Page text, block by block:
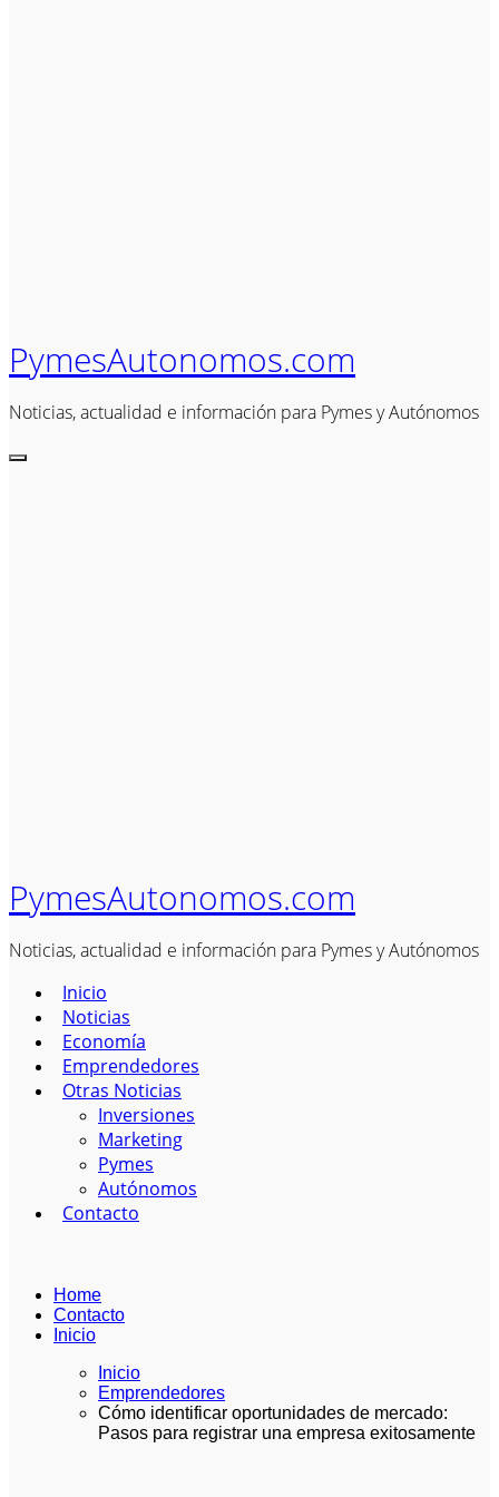
PymesAutonomos.com
Noticias, actualidad e información para Pymes y Autónomos
PymesAutonomos.com
Noticias, actualidad e información para Pymes y Autónomos
Inicio
Noticias
Economía
Emprendedores
Otras Noticias
Inversiones
Marketing
Pymes
Autónomos
Contacto
Home
Contacto
Inicio
Inicio
Emprendedores
Cómo identificar oportunidades de mercado:
Pasos para registrar una empresa exitosamente